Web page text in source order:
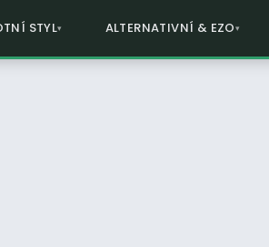
STYL ALTERNATIVNÍ & EZO